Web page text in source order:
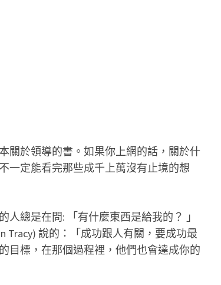
關於領導的書。如果你上網的話，關於什
一定能看完那些成千上萬沒有止境的想
總是在問: 「有什麼東西是給我的？ 」
Tracy) 說的：「成功跟人有關，要成功最
目標，在那個過程裡，他們也會達成你的